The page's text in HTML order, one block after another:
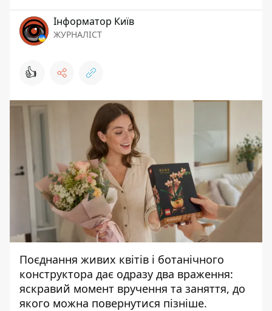
Інформатор Київ
ЖУРНАЛІСТ
👍
Поєднання живих квітів і ботанічного
конструктора дає одразу два враження:
яскравий момент вручення та заняття, до
якого можна повернутися пізніше.